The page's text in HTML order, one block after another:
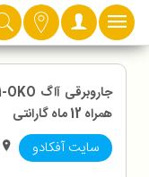
دسته بندی
همراه 12 ماه گارانتی
سایت آفکادو